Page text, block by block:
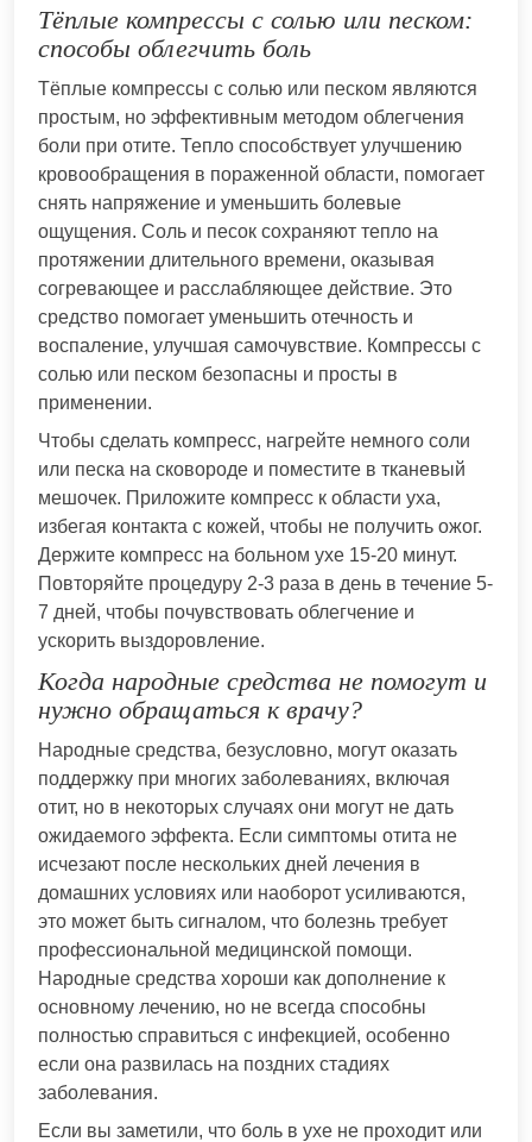
Тёплые компрессы с солью или песком:
способы облегчить боль
Тёплые компрессы с солью или песком являются
простым, но эффективным методом облегчения
боли при отите. Тепло способствует улучшению
кровообращения в пораженной области, помогает
снять напряжение и уменьшить болевые
ощущения. Соль и песок сохраняют тепло на
протяжении длительного времени, оказывая
согревающее и расслабляющее действие. Это
средство помогает уменьшить отечность и
воспаление, улучшая самочувствие. Компрессы с
солью или песком безопасны и просты в
применении.
Чтобы сделать компресс, нагрейте немного соли
или песка на сковороде и поместите в тканевый
мешочек. Приложите компресс к области уха,
избегая контакта с кожей, чтобы не получить ожог.
Держите компресс на больном ухе 15-20 минут.
Повторяйте процедуру 2-3 раза в день в течение 5-
7 дней, чтобы почувствовать облегчение и
ускорить выздоровление.
Когда народные средства не помогут и
нужно обращаться к врачу?
Народные средства, безусловно, могут оказать
поддержку при многих заболеваниях, включая
отит, но в некоторых случаях они могут не дать
ожидаемого эффекта. Если симптомы отита не
исчезают после нескольких дней лечения в
домашних условиях или наоборот усиливаются,
это может быть сигналом, что болезнь требует
профессиональной медицинской помощи.
Народные средства хороши как дополнение к
основному лечению, но не всегда способны
полностью справиться с инфекцией, особенно
если она развилась на поздних стадиях
заболевания.
Если вы заметили, что боль в ухе не проходит или